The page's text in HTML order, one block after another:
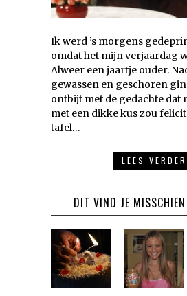
Ik werd ’s morgens
omdat het mijn verjaardag
Alweer een jaartje ouder.
gewassen en geschoren
ontbijt met de gedachte dat
met een dikke kus zou
tafel…
LEES VERDER
DIT VIND JE